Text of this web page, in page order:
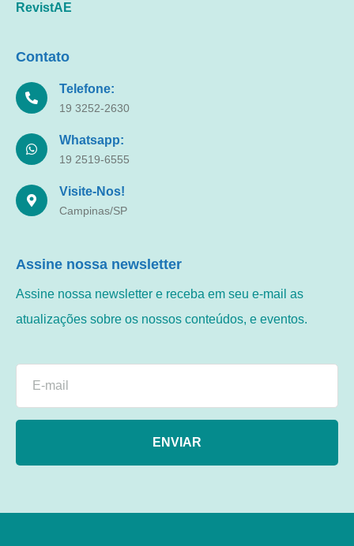
RevistAE
Contato
Telefone:
19 3252-2630
Whatsapp:
19 2519-6555
Visite-Nos!
Campinas/SP
Assine nossa newsletter
Assine nossa newsletter e receba em seu e-mail as
atualizações sobre os nossos conteúdos, e eventos.
ENVIAR